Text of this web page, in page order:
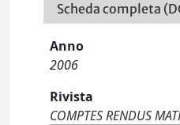
Scheda completa
Anno
2006
Rivista
COMPTES RENDUS